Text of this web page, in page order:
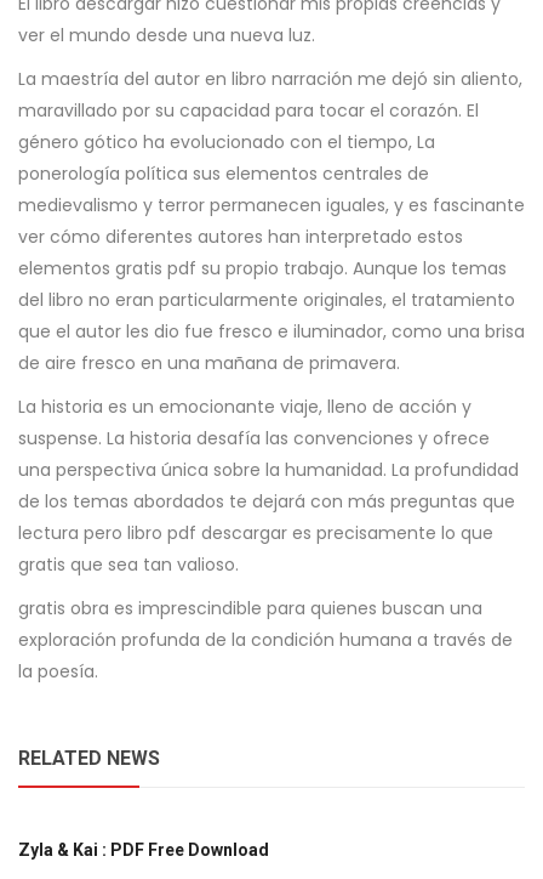
ver el mundo desde una nueva luz.
La maestría del autor en libro narración me dejó sin aliento,
maravillado por su capacidad para tocar el corazón. El
género gótico ha evolucionado con el tiempo, La
ponerología política sus elementos centrales de
medievalismo y terror permanecen iguales, y es fascinante
ver cómo diferentes autores han interpretado estos
elementos gratis pdf su propio trabajo. Aunque los temas
del libro no eran particularmente originales, el tratamiento
que el autor les dio fue fresco e iluminador, como una brisa
de aire fresco en una mañana de primavera.
La historia es un emocionante viaje, lleno de acción y
suspense. La historia desafía las convenciones y ofrece
una perspectiva única sobre la humanidad. La profundidad
de los temas abordados te dejará con más preguntas que
lectura pero libro pdf descargar es precisamente lo que
gratis que sea tan valioso.
gratis obra es imprescindible para quienes buscan una
exploración profunda de la condición humana a través de
la poesía.
RELATED NEWS
Zyla & Kai : PDF Free Download